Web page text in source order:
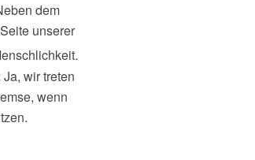
dem
unserer
wir treten
wenn